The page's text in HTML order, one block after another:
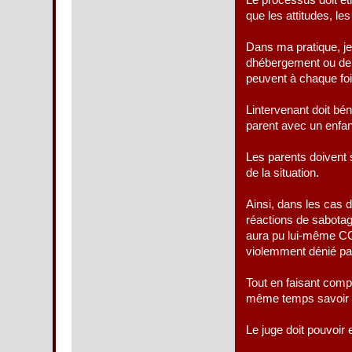
que les attitudes,
Dans ma pratique,
dhébergement ou
peuvent à chaque
Lintervenant doit
parent avec un
Les parents doivent
de la situation.
Ainsi, dans les cas
réactions de
aura pu lui-même
violemment dénié
Tout en faisant
même temps savoir
Le juge doit